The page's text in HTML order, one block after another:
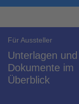
Für Aussteller
Unterlagen und
Dokumente im
Überblick